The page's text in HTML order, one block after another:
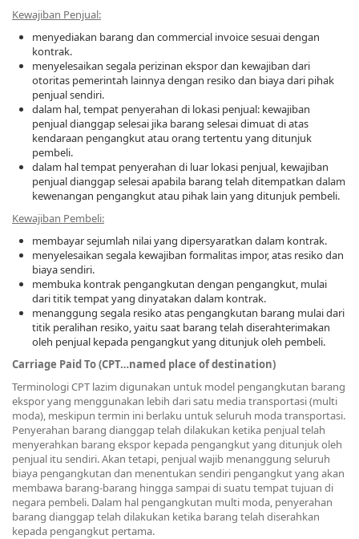
Kewajiban Penjual:
menyediakan barang dan commercial invoice sesuai dengan
kontrak.
menyelesaikan segala perizinan ekspor dan kewajiban dari
otoritas pemerintah lainnya dengan resiko dan biaya dari pihak
penjual sendiri.
dalam hal, tempat penyerahan di lokasi penjual: kewajiban
penjual dianggap selesai jika barang selesai dimuat di atas
kendaraan pengangkut atau orang tertentu yang ditunjuk
pembeli.
dalam hal tempat penyerahan di luar lokasi penjual, kewajiban
penjual dianggap selesai apabila barang telah ditempatkan dalam
kewenangan pengangkut atau pihak lain yang ditunjuk pembeli.
Kewajiban Pembeli:
membayar sejumlah nilai yang dipersyaratkan dalam kontrak.
menyelesaikan segala kewajiban formalitas impor, atas resiko dan
biaya sendiri.
membuka kontrak pengangkutan dengan pengangkut, mulai
dari titik tempat yang dinyatakan dalam kontrak.
menanggung segala resiko atas pengangkutan barang mulai dari
titik peralihan resiko, yaitu saat barang telah diserahterimakan
oleh penjual kepada pengangkut yang ditunjuk oleh pembeli.
Carriage Paid To (CPT…named place of destination)
Terminologi CPT lazim digunakan untuk model pengangkutan barang
ekspor yang menggunakan lebih dari satu media transportasi (multi
moda), meskipun termin ini berlaku untuk seluruh moda transportasi.
Penyerahan barang dianggap telah dilakukan ketika penjual telah
menyerahkan barang ekspor kepada pengangkut yang ditunjuk oleh
penjual itu sendiri. Akan tetapi, penjual wajib menanggung seluruh
biaya pengangkutan dan menentukan sendiri pengangkut yang akan
membawa barang-barang hingga sampai di suatu tempat tujuan di
negara pembeli. Dalam hal pengangkutan multi moda, penyerahan
barang dianggap telah dilakukan ketika barang telah diserahkan
kepada pengangkut pertama.